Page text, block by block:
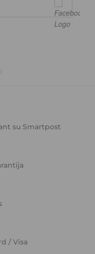
su Smartpost
/ Visa